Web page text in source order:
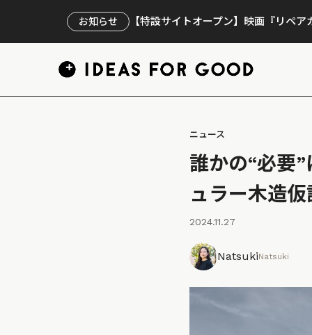
お知らせ 【特設サイトオープン】映画『リペ
ニュース
誰かの“必要
ュラー木造
2024.11.27
NatsukiNatsuki